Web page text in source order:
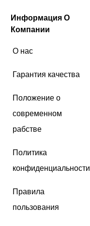
Информация О
Компании
О нас
Гарантия качества
Положение о
современном
рабстве
Политика
конфиденциальности
Правила
пользования